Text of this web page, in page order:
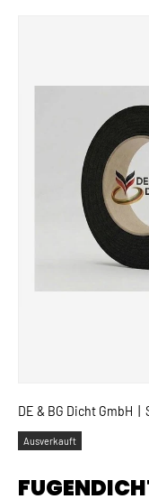
DE & BG Dicht GmbH
Ausverkauft